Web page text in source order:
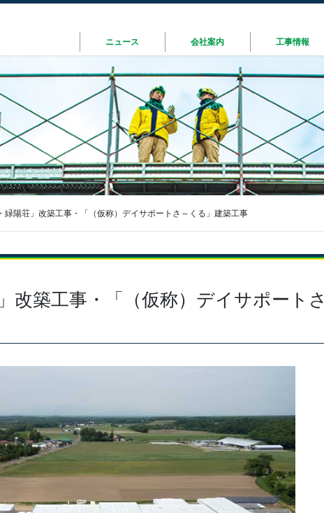
ニュース 会社案内 工事情報
緑陽荘」改築工事・「（仮称）デイサポートさ～くる」建築工事
改築工事・「（仮称）デイサポートさ